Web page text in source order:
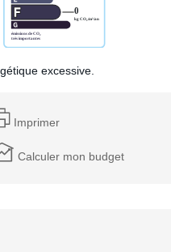
excessive.
Imprimer
Calculer mon budget